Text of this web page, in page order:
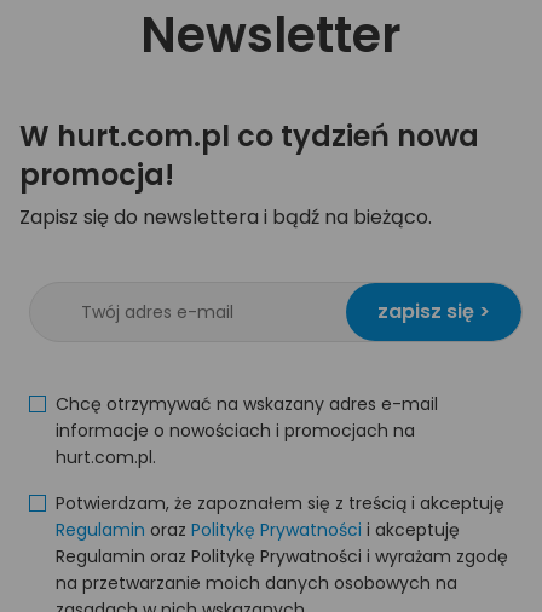
Newsletter
W hurt.com.pl co tydzień nowa
promocja!
Zapisz się do newslettera i bądź na bieżąco.
zapisz się >
Chcę otrzymywać na wskazany adres e-mail
informacje o nowościach i promocjach na
hurt.com.pl.
Potwierdzam, że zapoznałem się z treścią i akceptuję
Regulamin oraz Politykę Prywatności i akceptuję
Regulamin oraz Politykę Prywatności i wyrażam zgodę
na przetwarzanie moich danych osobowych na